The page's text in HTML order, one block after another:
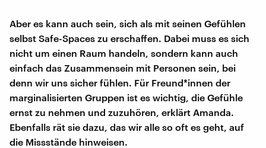
Aber es kann auch sein, sich als mit seinen Gefühlen
selbst Safe-Spaces zu erschaffen. Dabei muss es sich
nicht um einen Raum handeln, sondern kann auch
einfach das Zusammensein mit Personen sein, bei
denn wir uns sicher fühlen. Für Freund*innen der
marginalisierten Gruppen ist es wichtig, die Gefühle
ernst zu nehmen und zuzuhören, erklärt Amanda.
Ebenfalls rät sie dazu, das wir alle so oft es geht, auf
die Missstände hinweisen.